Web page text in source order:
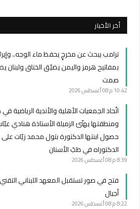
أخر الأخبار
ترامب يبحث عن مخرجٍ يحفظ ماء الوجه..
بمفاتيح هرمز واليمن يضيّق الخناق ولبنان
صمت
10:42 م 08 أغسطس 2026
اتّحاد الجمعيات الأهلية والأندية الرياضية
ومنطقتها يهنّئ الزميلة الأستاذة هنادي
حصول ابنتها الدكتورة بتول محمد زيّات
الدكتوراه في طبّ الأسنان
8:39 م 08 أغسطس 2026
فتح في صور تستقبل المعهد اللبناني
أجيال
8:22 م 08 أغسطس 2026